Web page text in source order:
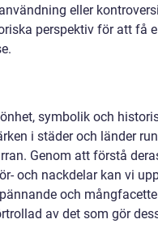
eller
perspektiv för att få
symbolik och
i städer och länder
Genom att förstå
och nackdelar kan vi
och
av det som gör